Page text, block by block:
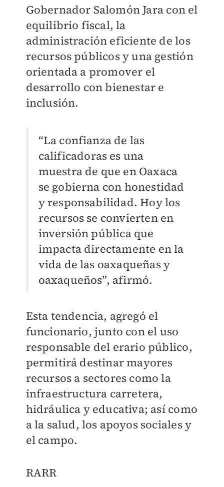
Gobernador Salomón Jara con el
equilibrio fiscal, la
administración eficiente de los
recursos públicos y una gestión
orientada a promover el
desarrollo con bienestar e
inclusión.
“La confianza de las
calificadoras es una
muestra de que en Oaxaca
se gobierna con honestidad
y responsabilidad. Hoy los
recursos se convierten en
inversión pública que
impacta directamente en la
vida de las oaxaqueñas y
oaxaqueños”, afirmó.
Esta tendencia, agregó el
funcionario, junto con el uso
responsable del erario público,
permitirá destinar mayores
recursos a sectores como la
infraestructura carretera,
hidráulica y educativa; así como
a la salud, los apoyos sociales y
el campo.
RARR